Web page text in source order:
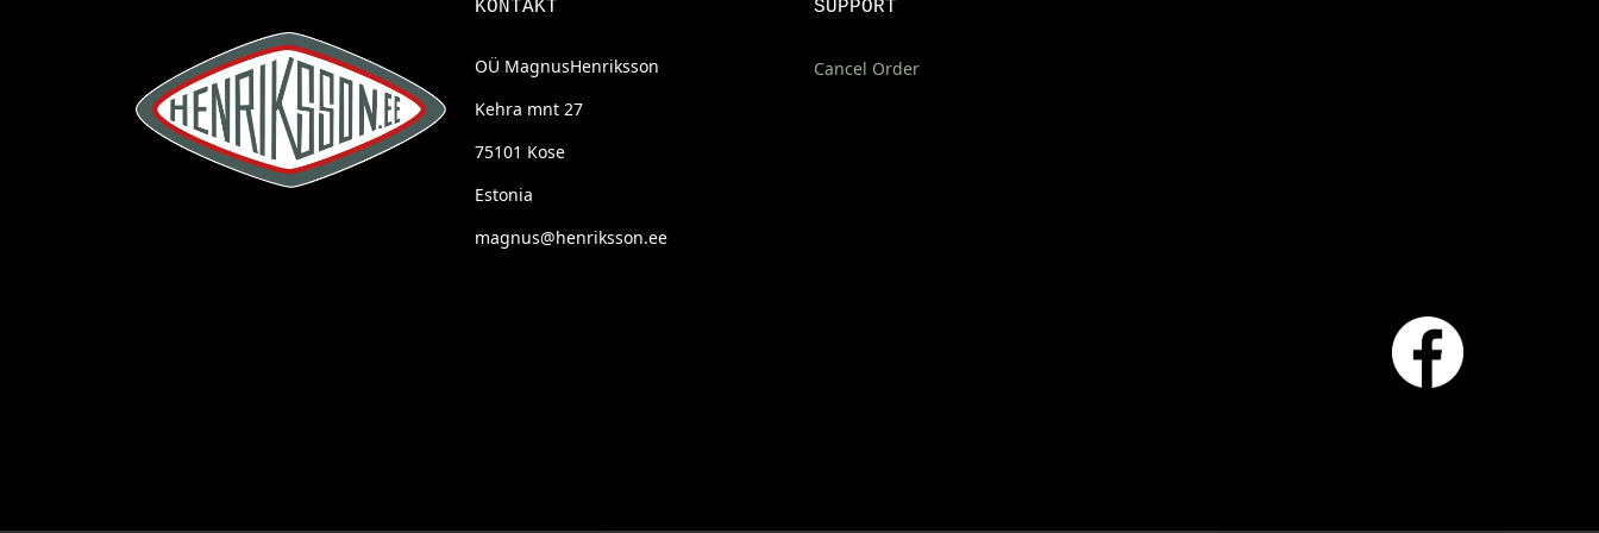
KONTAKT
OÜ MagnusHenriksson
Kehra mnt 27
75101 Kose
Estonia
magnus@henriksson.ee
SUPPORT
Cancel Order